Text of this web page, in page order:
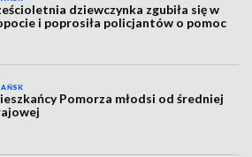
dziewczynka zgubiła się w
i poprosiła policjantów o pomoc
Pomorza młodsi od średniej